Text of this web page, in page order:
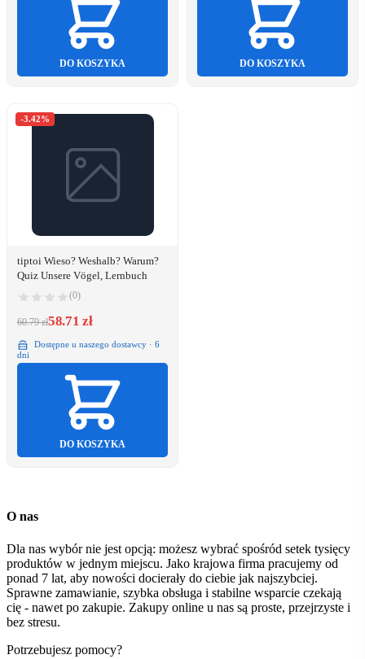
DO KOSZYKA DO KOSZYKA
-3.42%
tiptoi Wieso? Weshalb? Warum?
Quiz Unsere Vögel, Lernbuch
(0)
60.79 zł58.71 zł
Dostępne u naszego dostawcy · 6
dni
DO KOSZYKA
O nas
Dla nas wybór nie jest opcją: możesz wybrać spośród setek tysięcy
produktów w jednym miejscu. Jako krajowa firma pracujemy od
ponad 7 lat, aby nowości docierały do ciebie jak najszybciej.
Sprawne zamawianie, szybka obsługa i stabilne wsparcie czekają
cię - nawet po zakupie. Zakupy online u nas są proste, przejrzyste i
bez stresu.
Potrzebujesz pomocy?